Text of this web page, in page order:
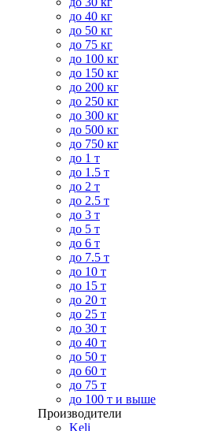
до 40 кг
до 50 кг
до 75 кг
до 100 кг
до 150 кг
до 200 кг
до 250 кг
до 300 кг
до 500 кг
до 750 кг
до 1 т
до 1.5 т
до 2 т
до 2.5 т
до 3 т
до 5 т
до 6 т
до 7.5 т
до 10 т
до 15 т
до 20 т
до 25 т
до 30 т
до 40 т
до 50 т
до 60 т
до 75 т
до 100 т и выше
Производители
Keli